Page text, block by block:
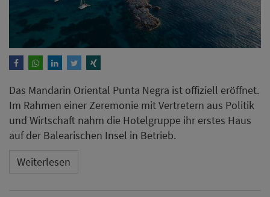
Das Mandarin Oriental Punta Negra ist offiziell eröffnet.
Im Rahmen einer Zeremonie mit Vertretern aus Politik
und Wirtschaft nahm die Hotelgruppe ihr erstes Haus
auf der Balearischen Insel in Betrieb.
Weiterlesen